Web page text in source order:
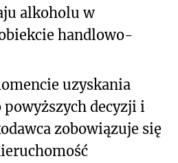
alkoholu w
handlowo-
uzyskania
decyzji i
zobowiązuje się